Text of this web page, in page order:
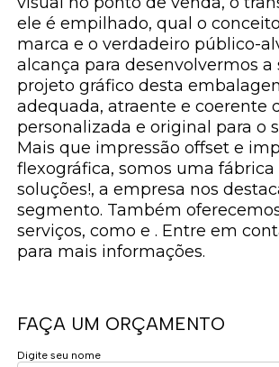
ele é empilhado, qual o
marca e o verdadeiro público-
alcança para desenvolvermos a
projeto gráfico desta
adequada, atraente e coerente
personalizada e original para o
Mais que impressão offset e
flexográfica, somos uma fábrica
soluções!, a empresa nos
segmento. Também
serviços, como e . Entre em
para mais informações.
FAÇA UM ORÇAMENTO
Digite seu nome